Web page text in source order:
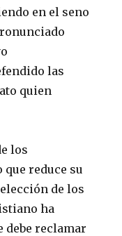
en el seno
las
quien
los
reduce su
de los
ha
debe reclamar